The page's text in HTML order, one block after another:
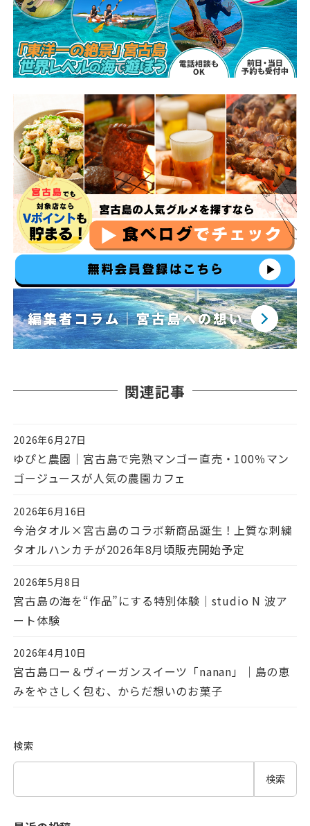
関連記事
投稿日
2026年6月27日
ゆぴと農園｜宮古島で完熟マンゴー直売・100％マン
ゴージュースが人気の農園カフェ
投稿日
2026年6月16日
今治タオル×宮古島のコラボ新商品誕生！上質な刺繍
タオルハンカチが2026年8月頃販売開始予定
投稿日
2026年5月8日
宮古島の海を“作品”にする特別体験｜studio N 波ア
ート体験
投稿日
2026年4月10日
宮古島ロー＆ヴィーガンスイーツ「nanan」｜島の恵
みをやさしく包む、からだ想いのお菓子
検索
検索